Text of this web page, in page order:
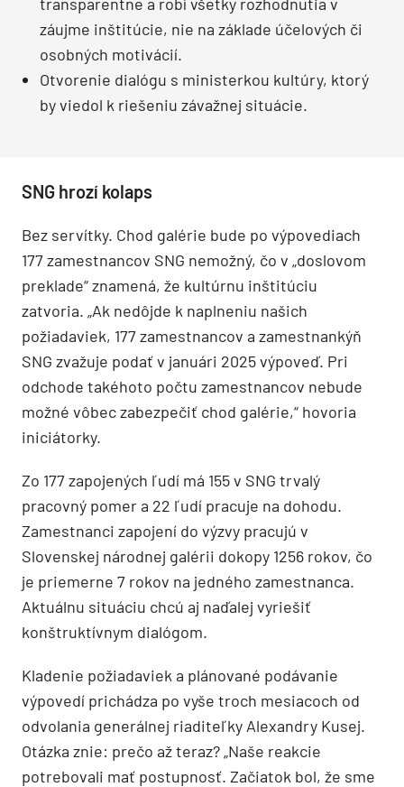
záujme inštitúcie, nie na základe účelových či
osobných motivácií.
Otvorenie dialógu s ministerkou kultúry, ktorý
by viedol k riešeniu závažnej situácie.
SNG hrozí kolaps
Bez servítky. Chod galérie bude po výpovediach
177 zamestnancov SNG nemožný, čo v „doslovom
preklade“ znamená, že kultúrnu inštitúciu
zatvoria. „Ak nedôjde k naplneniu našich
požiadaviek, 177 zamestnancov a zamestnankýň
SNG zvažuje podať v januári 2025 výpoveď. Pri
odchode takéhoto počtu zamestnancov nebude
možné vôbec zabezpečiť chod galérie,“ hovoria
iniciátorky.
Zo 177 zapojených ľudí má 155 v SNG trvalý
pracovný pomer a 22 ľudí pracuje na dohodu.
Zamestnanci zapojení do výzvy pracujú v
Slovenskej národnej galérii dokopy 1256 rokov, čo
je priemerne 7 rokov na jedného zamestnanca.
Aktuálnu situáciu chcú aj naďalej vyriešiť
konštruktívnym dialógom.
Kladenie požiadaviek a plánované podávanie
výpovedí prichádza po vyše troch mesiacoch od
odvolania generálnej riaditeľky Alexandry Kusej.
Otázka znie: prečo až teraz? „Naše reakcie
potrebovali mať postupnosť. Začiatok bol, že sme